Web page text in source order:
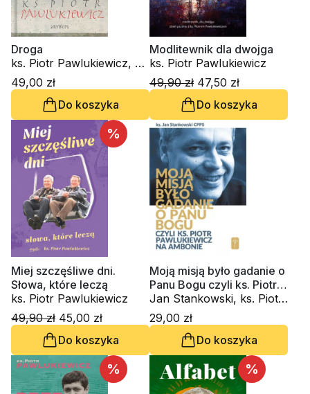
Droga
ks. Piotr Pawlukiewicz, ks.
Krzysztof Grzywocz
49,00 zł
Do koszyka
Modlitewnik dla dwojga
ks. Piotr Pawlukiewicz
49,90 zł 47,50 zł
Do koszyka
%
Miej szczęśliwe dni.
Słowa, które leczą
ks. Piotr Pawlukiewicz
49,90 zł 45,00 zł
Do koszyka
Moją misją było gadanie o
Panu Bogu czyli ks. Piotr
Pawlukiewicz na ambonie
Jan Stankowski, ks. Piotr
Pawlukiewicz
29,00 zł
Do koszyka
% %